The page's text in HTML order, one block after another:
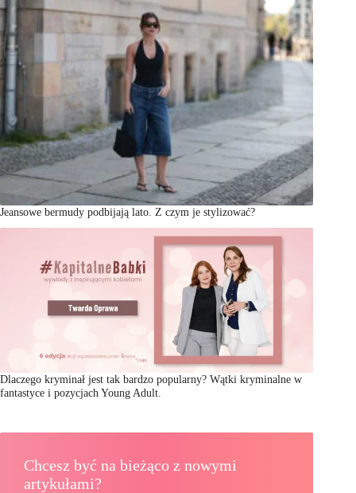
Jeansowe bermudy podbijają lato. Z czym je stylizować?
Dlaczego kryminał jest tak bardzo popularny? Wątki kryminalne w
fantastyce i pozycjach Young Adult.
Chcesz być na bieżąco z nowymi
artykułami?